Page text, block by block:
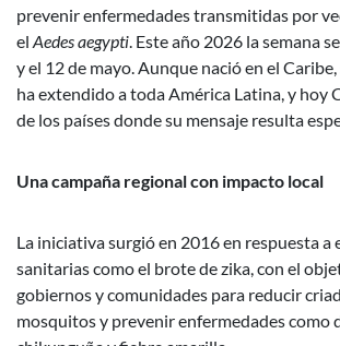
prevenir enfermedades transmitidas por
el Aedes aegypti . Este año 2026 la semana
y el 12 de mayo. Aunque nació en el
ha extendido a toda América Latina, y hoy
de los países donde su mensaje resulta
Una campaña regional con impacto local
La iniciativa surgió en 2016 en respuesta a
sanitarias como el brote de zika, con el
gobiernos y comunidades para reducir
mosquitos y prevenir enfermedades como